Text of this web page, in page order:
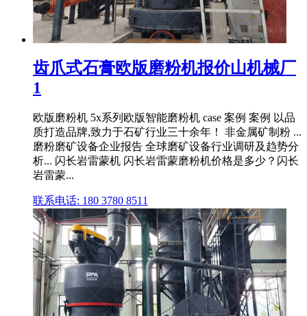
齿爪式石膏欧版磨粉机报价山机械厂
1
欧版磨粉机 5x系列欧版智能磨粉机 case 案例 案例 以品
质打造品牌,致力于石矿行业三十余年！ 非金属矿制粉 ...
磨粉磨矿设备企业报告 全球磨矿设备行业调研及趋势分
析... 闪长岩雷蒙机 闪长岩雷蒙磨粉机价格是多少？闪长
岩雷蒙...
联系电话: 180 3780 8511